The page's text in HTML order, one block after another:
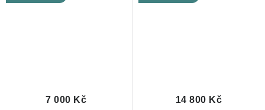
7 000 Kč 14 800 Kč